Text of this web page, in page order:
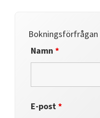
Bokningsförfrågan
Namn*
E-post*